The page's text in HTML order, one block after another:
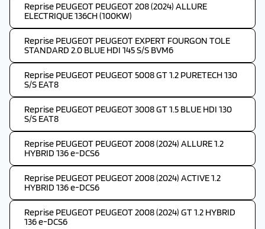
Reprise PEUGEOT PEUGEOT 208 (2024) ALLURE
ELECTRIQUE 136CH (100KW)
Reprise PEUGEOT PEUGEOT EXPERT FOURGON TOLE
STANDARD 2.0 BLUE HDI 145 S/S BVM6
Reprise PEUGEOT PEUGEOT 5008 GT 1.2 PURETECH 130
S/S EAT8
Reprise PEUGEOT PEUGEOT 3008 GT 1.5 BLUE HDI 130
S/S EAT8
Reprise PEUGEOT PEUGEOT 2008 (2024) ALLURE 1.2
HYBRID 136 e-DCS6
Reprise PEUGEOT PEUGEOT 2008 (2024) ACTIVE 1.2
HYBRID 136 e-DCS6
Reprise PEUGEOT PEUGEOT 2008 (2024) GT 1.2 HYBRID
136 e-DCS6